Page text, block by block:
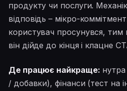
продукту чи послуги.
відповідь – мікро-
користувач просунувся, тим
він дійде до кінця і клацне
Де працює найкраще: нутра
/ добавки), фінанси (тест на